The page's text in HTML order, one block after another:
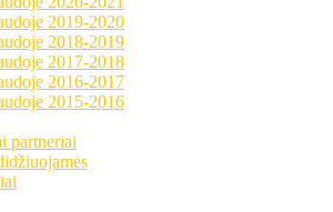
2019-2020
2018-2019
2017-2018
2016-2017
2015-2016
partneriai